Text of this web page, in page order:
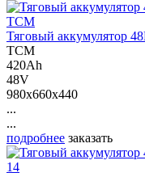
Тяговый аккумулятор
ТСМ
420Ah
48V
980x660x440
...
...
подробнее заказать